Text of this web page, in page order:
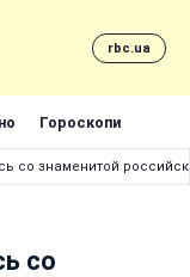
rbc.ua
Гороскопи
со знаменитой
со